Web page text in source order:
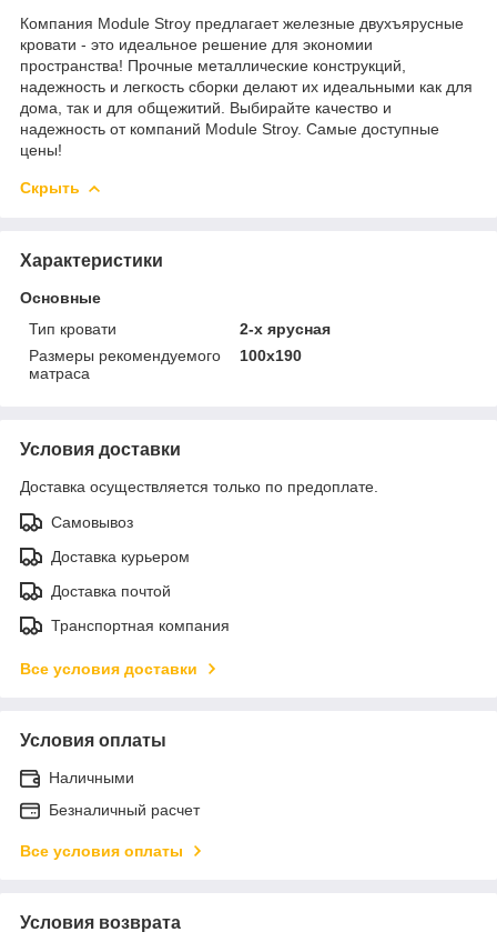
Компания Module Stroy предлагает железные двухъярусные
кровати - это идеальное решение для экономии
пространства! Прочные металлические конструкций,
надежность и легкость сборки делают их идеальными как для
дома, так и для общежитий. Выбирайте качество и
надежность от компаний Module Stroy. Самые доступные
цены!
Скрыть
Характеристики
Основные
Тип кровати
2-х ярусная
Размеры рекомендуемого
матраса
100х190
Условия доставки
Доставка осуществляется только по предоплате.
Самовывоз
Доставка курьером
Доставка почтой
Транспортная компания
Все условия доставки
Условия оплаты
Наличными
Безналичный расчет
Все условия оплаты
Условия возврата